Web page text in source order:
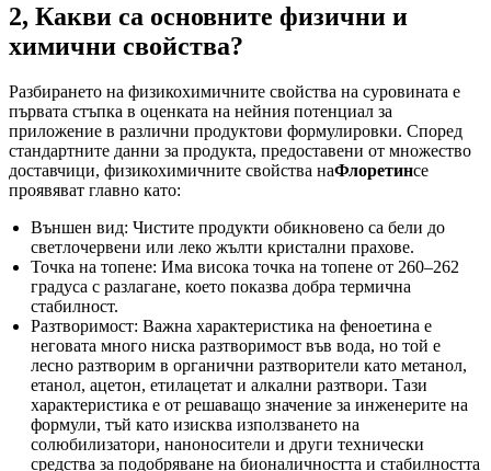
2, Какви са основните физични и
химични свойства?
Разбирането на физикохимичните свойства на суровината е
първата стъпка в оценката на нейния потенциал за
приложение в различни продуктови формулировки. Според
стандартните данни за продукта, предоставени от множество
доставчици, физикохимичните свойства наФлоретинсе
проявяват главно като:
Външен вид: Чистите продукти обикновено са бели до
светлочервени или леко жълти кристални прахове.
Точка на топене: Има висока точка на топене от 260–262
градуса с разлагане, което показва добра термична
стабилност.
Разтворимост: Важна характеристика на феноетина е
неговата много ниска разтворимост във вода, но той е
лесно разтворим в органични разтворители като метанол,
етанол, ацетон, етилацетат и алкални разтвори. Тази
характеристика е от решаващо значение за инженерите на
формули, тъй като изисква използването на
солюбилизатори, наноносители и други технически
средства за подобряване на бионаличността и стабилността